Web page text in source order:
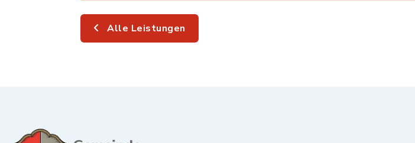
Alle Leistungen